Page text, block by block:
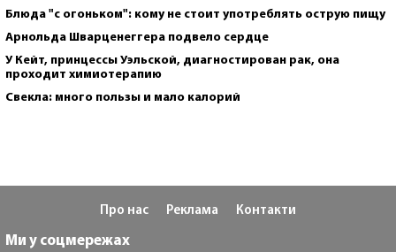
Блюда "с огоньком": кому не стоит употреблять острую пищу
Арнольда Шварценеггера подвело сердце
У Кейт, принцессы Уэльской, диагностирован рак, она
проходит химиотерапию
Свекла: много пользы и мало калорий
Про нас Реклама Контакти
Ми у соцмережах